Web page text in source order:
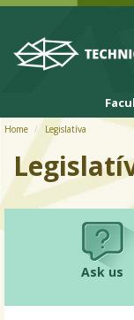
Skip to cookies
Skip to navigation
Skip to main content
Home Legislatíva
Ask us